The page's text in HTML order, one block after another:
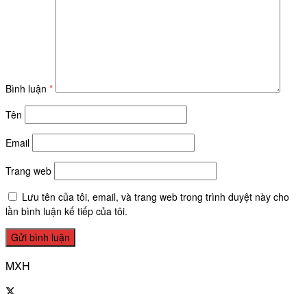
Bình luận *
Tên
Email
Trang web
Lưu tên của tôi, email, và trang web trong trình duyệt này cho
lần bình luận kế tiếp của tôi.
MXH